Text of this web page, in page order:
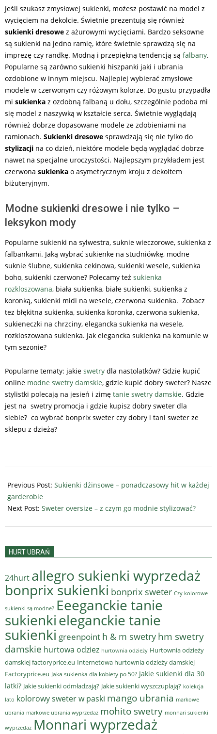
Jeśli szukasz zmysłowej sukienki, możesz postawić na model z
wycięciem na dekolcie. Świetnie prezentują się również
sukienki dresowe z ażurowymi wycięciami. Bardzo seksowne
są sukienki na jedno ramię, które świetnie sprawdzą się na
imprezę czy randkę. Modną i przepiękną tendencją są falbany.
Popularne są zarówno sukienki hiszpanki jaki i ubrania
ozdobione w innym miejscu. Najlepiej wybierać zmysłowe
modele w czerwonym czy różowym kolorze. Do gustu przypadła
mi sukienka z ozdobną falbaną u dołu, szczególnie podoba mi
się model z naszywką w kształcie serca. Świetnie wyglądają
również dobrze dopasowane modele ze zdobieniami na
ramionach. Sukienki dresowe sprawdzają się nie tylko do
stylizacji na co dzień, niektóre modele będą wyglądać dobrze
nawet na specjalne uroczystości. Najlepszym przykładem jest
czerwona sukienka o asymetrycznym kroju z dekoltem
biżuteryjnym.
Modne sukienki dresowe i nie tylko –
leksykon mody
Popularne sukienki na sylwestra, suknie wieczorowe, sukienka z
falbankami. Jaką wybrać sukienke na studniówkę, modne
suknie ślubne, sukienka cekinowa, sukienki wesele, sukienka
boho, sukienki czerwone? Polecamy też sukienka
rozkloszowana, biała sukienka, białe sukienki, sukienka z
koronką, sukienki midi na wesele, czerwona sukienka. Zobacz
tez błękitna sukienka, sukienka koronka, czerwona sukienka,
sukieneczki na chrzciny, elegancka sukienka na wesele,
rozkloszowana sukienka. Jak elegancka sukienka na komunie w
tym sezonie?
Popularne tematy: jakie swetry dla nastolatków? Gdzie kupić
online modne swetry damskie, gdzie kupić dobry sweter? Nasze
stylistki polecają na jesień i zimę tanie swetry damskie. Gdzie
jest na swetry promocja i gdzie kupisz dobry sweter dla
siebie? co wybrać bonprix sweter czy dobry i tani sweter ze
sklepu z dzieżą?
09-
29
Previous Post: Sukienki dżinsowe – ponadczasowy hit w każdej
garderobie
Next Post: Sweter oversize – z czym go modnie stylizować?
HURT UBRAŃ
24hurt allegro sukienki wyprzedaż
bonprix sukienki bonprix sweter Czy kolorowe
sukienki są modne? Eeeganckie tanie
sukienkieleganckie tanie
sukienki greenpoint h & m swetry hm swetry
damskie hurtowa odziez hurtownia odzieży Hurtownia odzieży
damskiej factoryprice.eu Internetowa hurtownia odzieży damskiej
Factoryprice.eu Jaka sukienka dla kobiety po 50? Jakie sukienki dla 30
latki? Jakie sukienki odmładzają? Jakie sukienki wyszczuplają? kolekcja
lato kolorowy sweter w paski mango ubrania markowe
ubrania markowe ubrania wyprzedaż mohito swetry monnari sukienki
wyprzedaż Monnari wyprzedaż